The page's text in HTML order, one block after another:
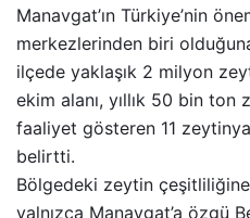
Manavgat’ın Türkiye’nin
merkezlerinden biri
ilçede yaklaşık 2 milyon
ekim alanı, yıllık 50 bin ton
faaliyet gösteren 11
belirtti.
Bölgedeki zeytin
yalnızca Manavgat’a özgü